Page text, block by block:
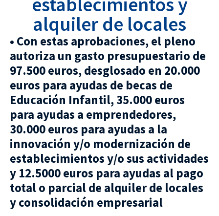
alquiler de locales
• Con estas aprobaciones, el pleno
autoriza un gasto presupuestario de
97.500 euros, desglosado en 20.000
euros para ayudas de becas de
Educación Infantil, 35.000 euros
para ayudas a emprendedores,
30.000 euros para ayudas a la
innovación y/o modernización de
establecimientos y/o sus actividades
y 12.5000 euros para ayudas al pago
total o parcial de alquiler de locales
y consolidación empresarial